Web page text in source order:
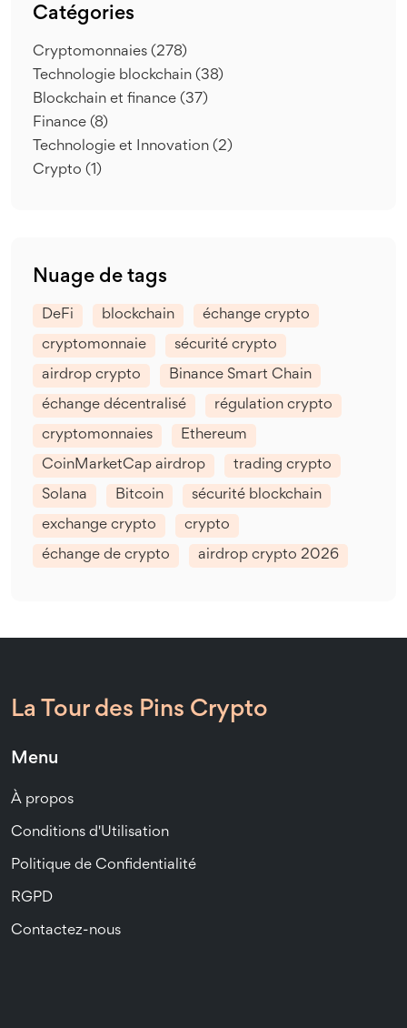
Catégories
Cryptomonnaies (278)
Technologie blockchain (38)
Blockchain et finance (37)
Finance (8)
Technologie et Innovation (2)
Crypto (1)
Nuage de tags
DeFi blockchain échange crypto
cryptomonnaie sécurité crypto
airdrop crypto Binance Smart Chain
échange décentralisé régulation crypto
cryptomonnaies Ethereum
CoinMarketCap airdrop trading crypto
Solana Bitcoin sécurité blockchain
exchange crypto crypto
échange de crypto airdrop crypto 2026
La Tour des Pins Crypto
Menu
À propos
Conditions d'Utilisation
Politique de Confidentialité
RGPD
Contactez-nous